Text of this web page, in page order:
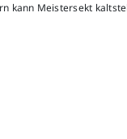
kann Meistersekt